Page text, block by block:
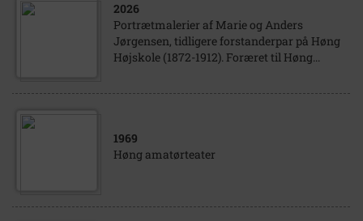
2026
Portrætmalerier af Marie og Anders
Jørgensen, tidligere forstanderpar på Høng
Højskole (1872-1912). Foræret til Høng...
1969
Høng amatørteater